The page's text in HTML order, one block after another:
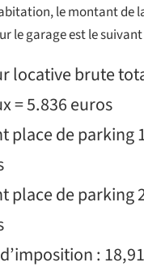
le montant de
le garage est le suivant
locative brute
= 5.836 euros
place de parking
place de parking
: